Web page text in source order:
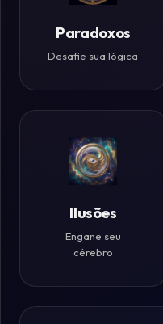
Paradoxos
Desafie sua lógica
Ilusões
Engane seu
cérebro